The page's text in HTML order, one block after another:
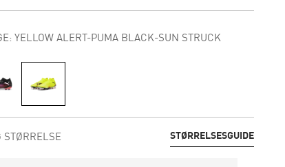
YELLOW ALERT-PUMA BLACK-SUN STRUCK
STØRRELSE STØRRELSESGUIDE